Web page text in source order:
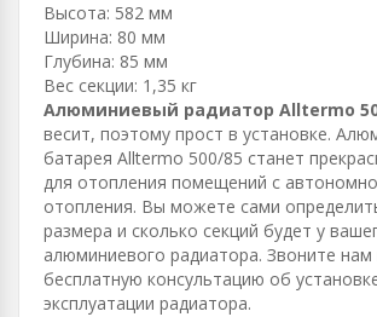
Высота: 582 мм
Ширина: 80 мм
Глубина: 85 мм
Вес секции: 1,35 кг
Алюминиевый радиатор Alltermo
весит, поэтому прост в установке.
батарея Alltermo 500/85 станет
для отопления помещений с
отопления. Вы можете сами
размера и сколько секций будет у
алюминиевого радиатора. Звоните нам
бесплатную консультацию об
эксплуатации радиатора.